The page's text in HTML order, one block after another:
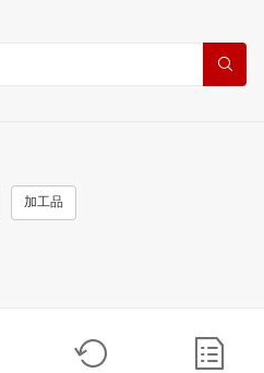
加工品